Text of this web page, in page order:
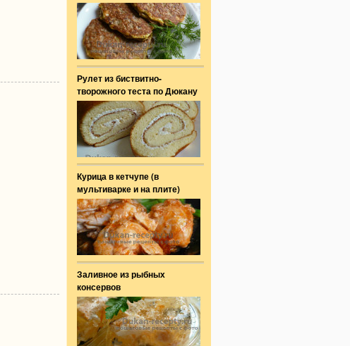
Рулет из биствитно-
творожного теста по Дюкану
Курица в кетчупе (в
мультиварке и на плите)
Заливное из рыбных
консервов